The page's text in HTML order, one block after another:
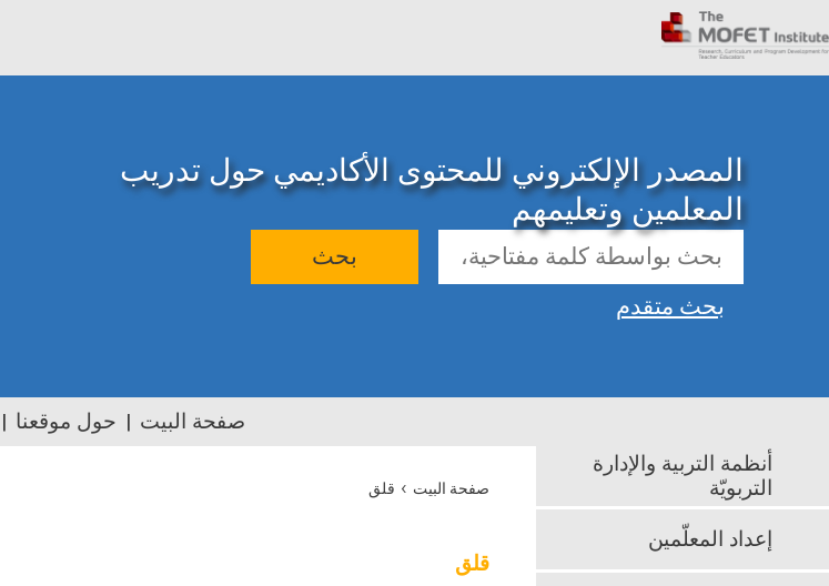
المصدر الإلكتروني للمحتوى الأكاديمي حول تدريب
المعلمين وتعليمهم
بحث
بحث متقدم
صفحة البيت حول موقعنا
صفحة البيت › قلق
قلق
أنظمة التربية والإدارة
التربويّة
إعداد المعلّمين